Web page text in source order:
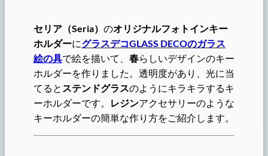
セリア（Seria） のオリジナルフォトインキー
ホルダーにグラスデコGLASS DECOのガラス
絵の具で絵を描いて、 春らしいデザインのキー
ホルダーを作りました。透明度があり、光に当
てると ステンドグラスのようにキラキラするキ
ーホルダーです。
レジンアクセサリーのような
キーホルダーの簡単な作り方をご紹介します。